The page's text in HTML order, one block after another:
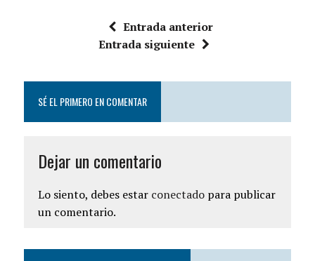
Entrada anterior
Entrada siguiente
SÉ EL PRIMERO EN COMENTAR
Dejar un comentario
Lo siento, debes estar conectadopara publicar
un comentario.